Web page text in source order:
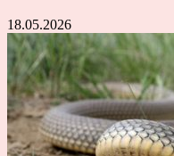
18.05.2026